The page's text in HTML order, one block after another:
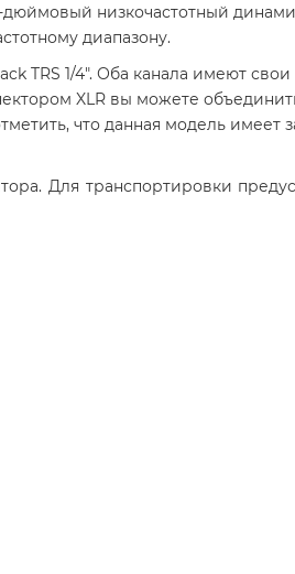
дюймовый низкочастотный
диапазону.
TRS 1/4". Оба канала имеют свои
XLR вы можете
что данная модель имеет
Для транспортировки